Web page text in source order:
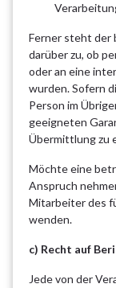
Ferner steht der
darüber zu, ob
oder an eine
wurden. Sofern
Person im
geeigneten
Übermittlung zu
Möchte eine
Anspruch
Mitarbeiter des
wenden.
c) Recht auf
Jede von der